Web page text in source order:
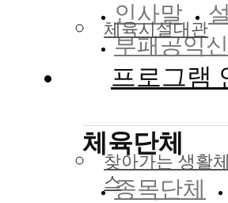
체육시설대관
프로그램
찾아가는 생활
스
인사말
부패공익
체육단체
종목단체